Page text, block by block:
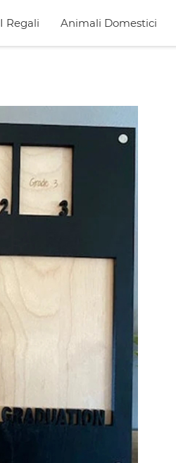
I Regali Animali Domestici